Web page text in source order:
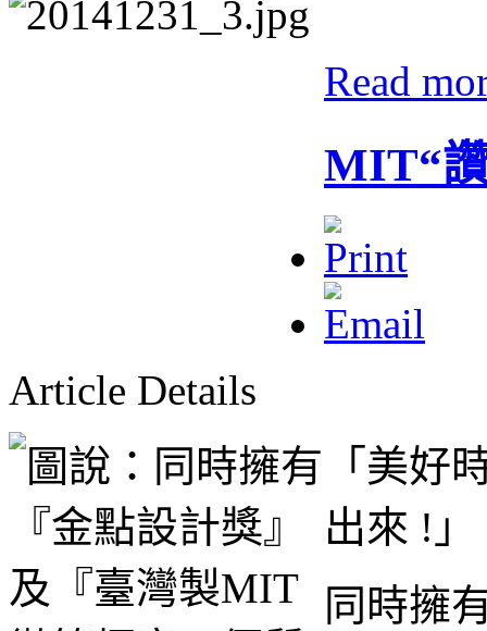
Read
MIT“
Article Details
「美好
出來 !」
同時擁